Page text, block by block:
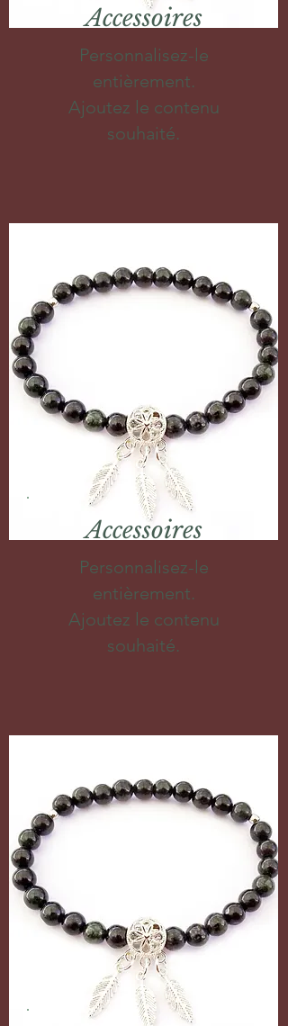
Accessoires
Personnalisez-le
entièrement.
Ajoutez le contenu
souhaité.
Accessoires
Personnalisez-le
entièrement.
Ajoutez le contenu
souhaité.